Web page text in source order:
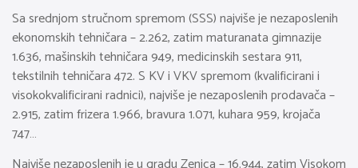
Sa srednjom stručnom spremom (SSS) najviše je nezaposlenih
ekonomskih tehničara – 2.262, zatim maturanata gimnazije
1.636, mašinskih tehničara 949, medicinskih sestara 911,
tekstilnih tehničara 472. S KV i VKV spremom (kvalificirani i
visokokvalificirani radnici), najviše je nezaposlenih prodavača –
2.915, zatim frizera 1.966, bravura 1.071, kuhara 959, krojača
747…